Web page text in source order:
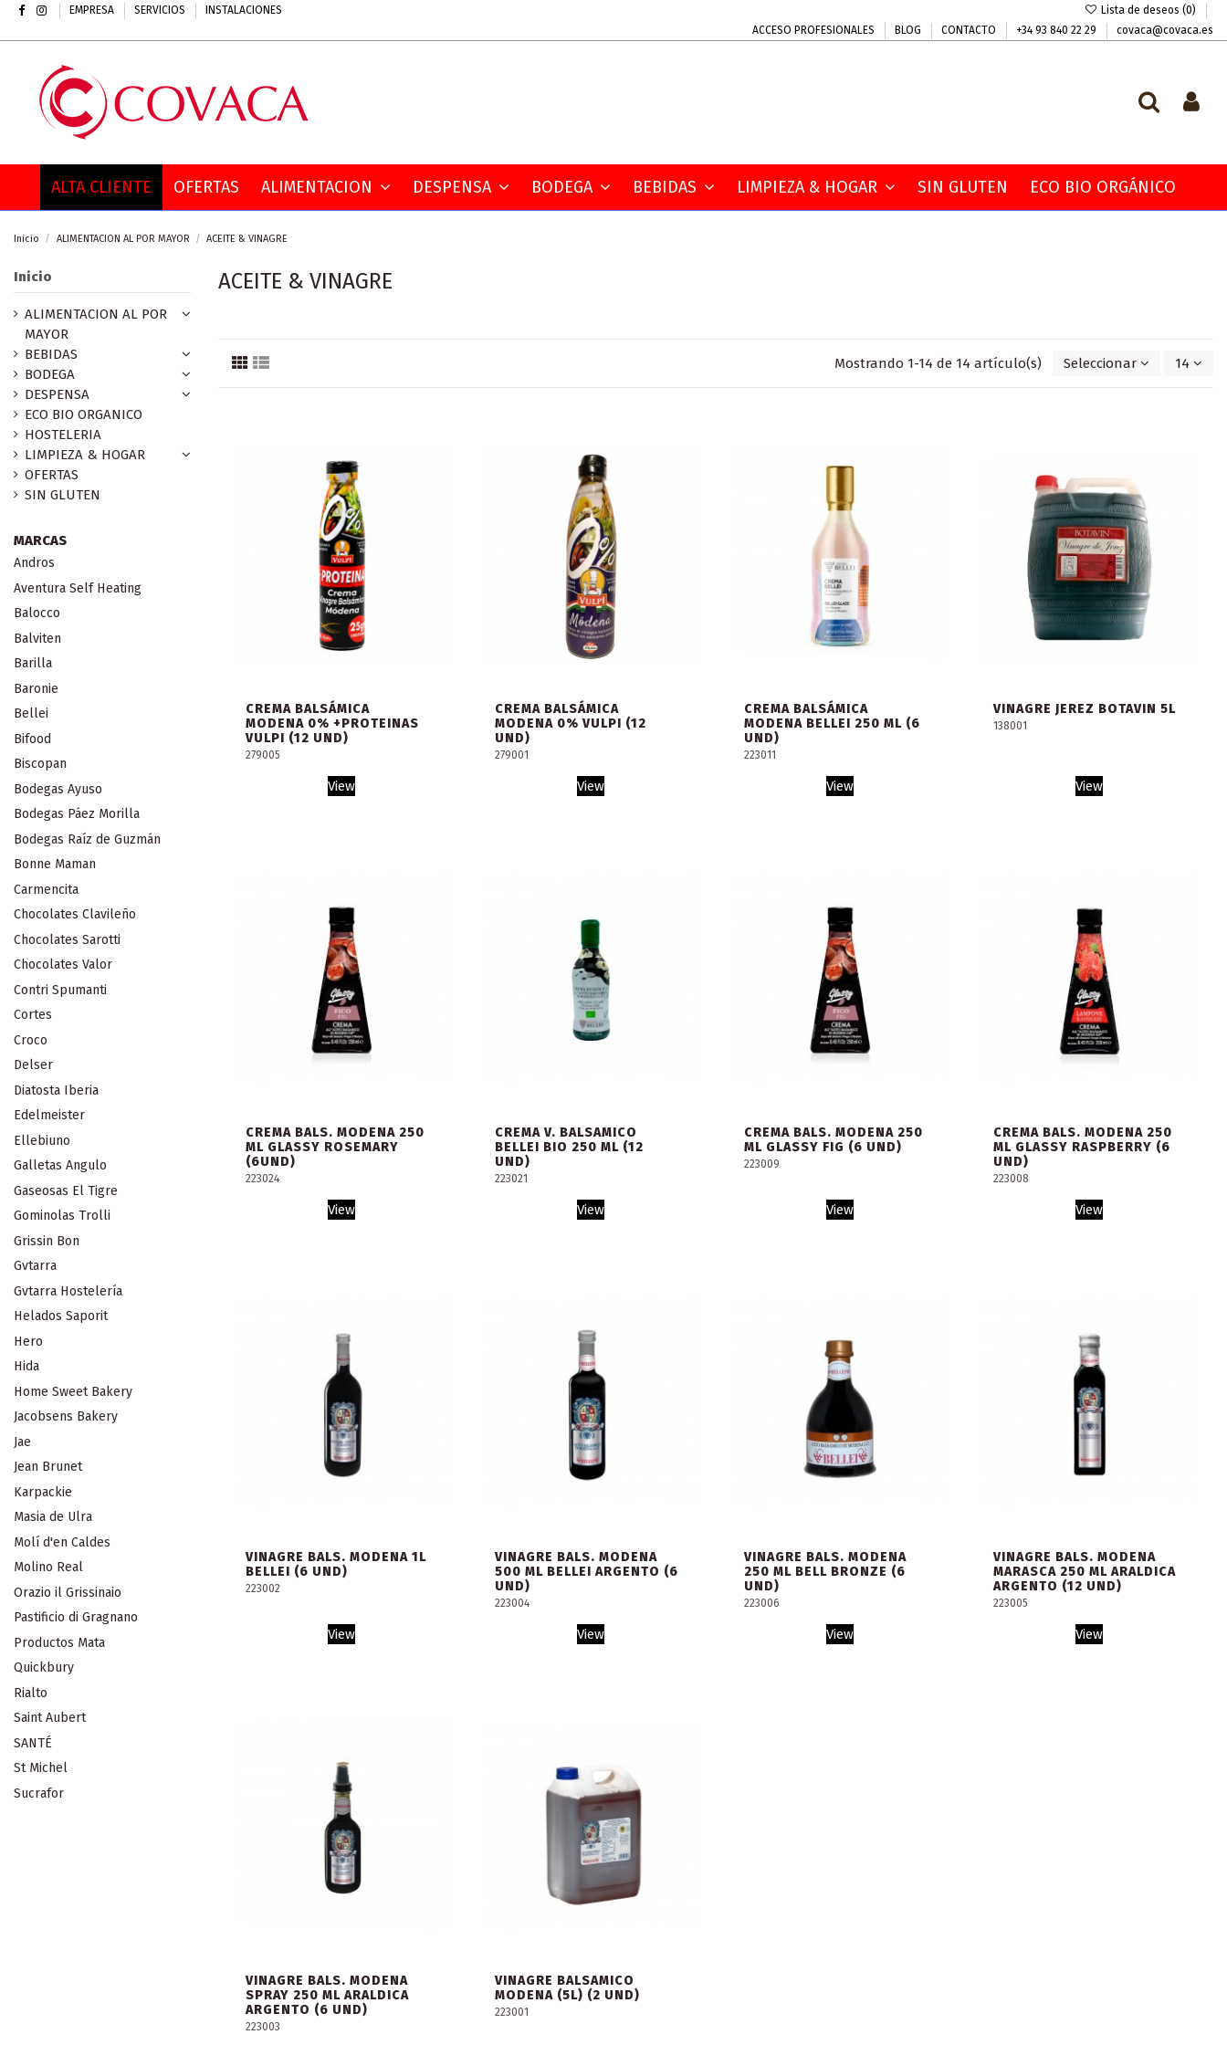
EMPRESA SERVICIOS INSTALACIONES Lista de deseos (0)
ACCESO PROFESIONALES
BLOG CONTACTO +34 93 840 22 29 covaca@covaca.es
ALTA CLIENTE OFERTAS ALIMENTACION DESPENSA BODEGA BEBIDAS LIMPIEZA & HOGAR SIN GLUTEN ECO BIO ORGÁNICO
Inicio ALIMENTACION AL POR MAYOR ACEITE & VINAGRE
ACEITE & VINAGRE
Mostrando 1-14 de 14 artículo(s) Seleccionar 14
CREMA BALSÁMICA
MODENA 0% +PROTEINAS
VULPI (12 UND)
279005
View
CREMA BALSÁMICA
MODENA 0% VULPI (12
UND)
279001
View
CREMA BALSÁMICA
MODENA BELLEI 250 ML (6
UND)
223011
View
VINAGRE JEREZ BOTAVIN 5L
138001
View
CREMA BALS. MODENA 250
ML GLASSY ROSEMARY
(6UND)
223024
View
CREMA V. BALSAMICO
BELLEI BIO 250 ML (12
UND)
223021
View
CREMA BALS. MODENA 250
ML GLASSY FIG (6 UND)
223009
View
CREMA BALS. MODENA 250
ML GLASSY RASPBERRY (6
UND)
223008
View
VINAGRE BALS. MODENA 1L
BELLEI (6 UND)
223002
View
VINAGRE BALS. MODENA
500 ML BELLEI ARGENTO (6
UND)
223004
View
VINAGRE BALS. MODENA
250 ML BELL BRONZE (6
UND)
223006
View
VINAGRE BALS. MODENA
MARASCA 250 ML ARALDICA
ARGENTO (12 UND)
223005
View
VINAGRE BALS. MODENA
SPRAY 250 ML ARALDICA
ARGENTO (6 UND)
223003
VINAGRE BALSAMICO
MODENA (5L) (2 UND)
223001
Inicio
ALIMENTACION AL POR
MAYOR
BEBIDAS
BODEGA
DESPENSA
ECO BIO ORGANICO
HOSTELERIA
LIMPIEZA & HOGAR
OFERTAS
SIN GLUTEN
MARCAS
Andros
Aventura Self Heating
Balocco
Balviten
Barilla
Baronie
Bellei
Bifood
Biscopan
Bodegas Ayuso
Bodegas Páez Morilla
Bodegas Raíz de Guzmán
Bonne Maman
Carmencita
Chocolates Clavileño
Chocolates Sarotti
Chocolates Valor
Contri Spumanti
Cortes
Croco
Delser
Diatosta Iberia
Edelmeister
Ellebiuno
Galletas Angulo
Gaseosas El Tigre
Gominolas Trolli
Grissin Bon
Gvtarra
Gvtarra Hostelería
Helados Saporit
Hero
Hida
Home Sweet Bakery
Jacobsens Bakery
Jae
Jean Brunet
Karpackie
Masia de Ulra
Molí d'en Caldes
Molino Real
Orazio il Grissinaio
Pastificio di Gragnano
Productos Mata
Quickbury
Rialto
Saint Aubert
SANTÉ
St Michel
Sucrafor